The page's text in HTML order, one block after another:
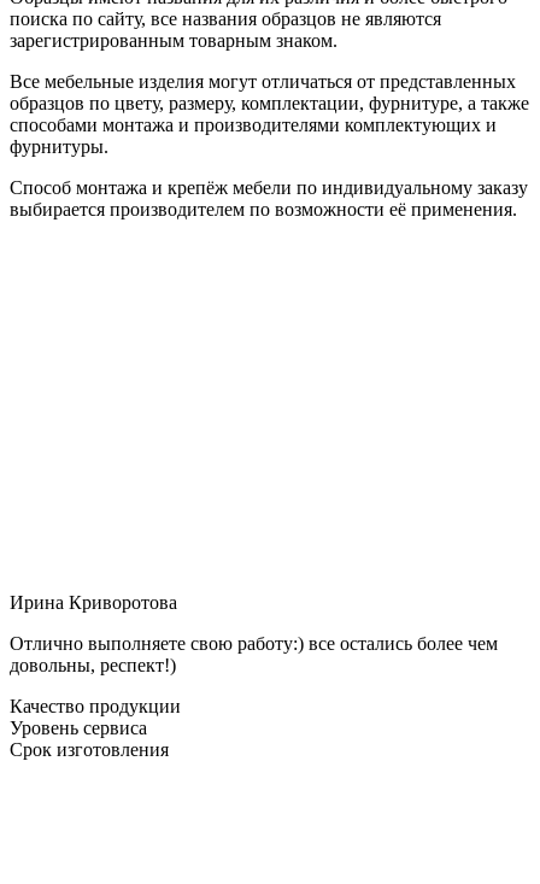
поиска по сайту, все названия образцов не являются
зарегистрированным товарным знаком.
Все мебельные изделия могут отличаться от представленных
образцов по цвету, размеру, комплектации, фурнитуре, а также
способами монтажа и производителями комплектующих и
фурнитуры.
Способ монтажа и крепёж мебели по индивидуальному заказу
выбирается производителем по возможности её применения.
Ирина Криворотова
Отлично выполняете свою работу:) все остались более чем
довольны, респект!)
Качество продукции
Уровень сервиса
Срок изготовления